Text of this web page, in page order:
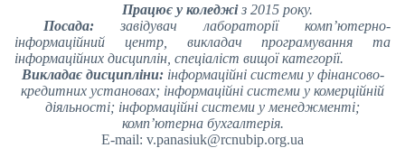
Працює у коледжіз 2015 року.
Посада: завідувач лабораторії комп’ютерно-
інформаційний центр, викладач програмування та
інформаційних дисциплін, спеціаліст вищої категорії.
Викладає дисципліни:інформаційні системи у фінансово-
кредитних установах; інформаційні системи у комерційній
діяльності; інформаційні системи у менеджменті;
комп’ютерна бухгалтерія.
E-mail: v.panasiuk@rcnubip.org.ua